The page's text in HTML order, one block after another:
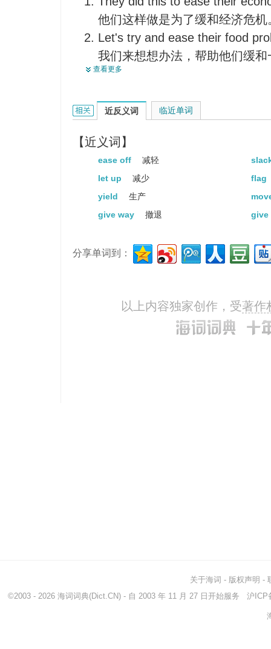
他们这样做是为了缓和经济危机
Let's try and ease their food
我们来想想办法，帮助他们缓
The dentist soon put the small
Slacken up the tent ropes
Ease off the training a few
比赛前几天要减轻训练强度。
Mother thought the pain would
母亲认为疼痛永远不会减轻了。
查看更多
ease up的相关资料：
近反义词
【近义词】
ease off 减轻
let up
减少
flag
yield
生产
give way
撤退 give
临近单词
分享单词到：
以上内容独家创作，受著作
关于海词 - 版权声明 -
©2003 - 2026 海词词典(Dict.CN) - 自 2003 年 11 月 27 日开始服务 沪ICP